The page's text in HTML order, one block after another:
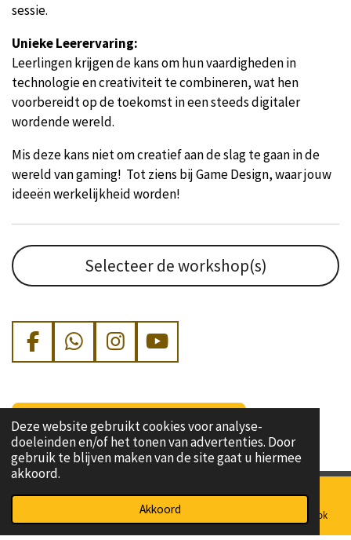
Deze website gebruikt cookies voor analyse-
doeleinden en/of het tonen van advertenties. Door
gebruik te blijven maken van de site gaat u hiermee
akkoord.
Akkoord
sessie.
Unieke Leerervaring:
Leerlingen krijgen de kans om hun vaardigheden in
technologie en creativiteit te combineren, wat hen
voorbereidt op de toekomst in een steeds digitaler
wordende wereld.
Mis deze kans niet om creatief aan de slag te gaan in de
wereld van gaming! Tot ziens bij Game Design, waar jouw
ideeën werkelijkheid worden!
Selecteer de workshop(s)
F
a
e
b
o
o
W
h
t
s
A
p
I
n
t
a
g
r
Y
o
T
u
b
e
Wat is er nodig voor de workshop
© 2022 - 2024 Cultuurgeluid IAlgemene Voorwaarden en
KlachtenregelingI
Telefoonnummer Facebook